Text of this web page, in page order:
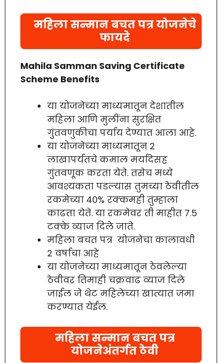
महिला सन्मान बचत पत्र योजनेचे
फायदे
Mahila Samman Saving Certificate
Scheme Benefits
या योजनेच्या माध्यमातून देशातील
महिला आणि मुलींना सुरक्षित
गुंतवणुकीचा पर्याय देण्यात आला आहे.
या योजनेच्या माध्यमातून 2
लाखापर्यंतचे कमाल मर्यादेसह
गुंतवणूक करता येते. तसेच मध्ये
आवश्यकता पडल्यास तुमच्या ठेवीतील
रकमेच्या 40% रक्कमही तुम्हाला
काढता येते. या रकमेवर ती माहीत 7.5
टक्के व्याज दिले जाते.
महिला बचत पत्र योजनेचा कालावधी
2 वर्षाचा आहे
या योजनेच्या माध्यमातून ठेवलेल्या
ठेवीवर तिमाही चक्रवाढ व्याज दिले
जाईल जे थेट महिलेच्या खात्यात जमा
करण्यात येईल.
महिला सन्मान बचत पत्र
योजनेअंतर्गत ठेवी